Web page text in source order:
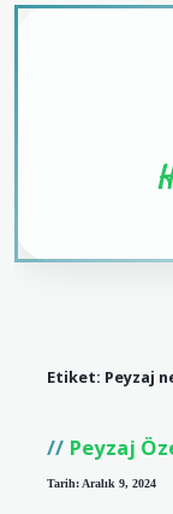
Etiket: Peyzaj
Peyzaj
Tarih: Aralık 9, 2024